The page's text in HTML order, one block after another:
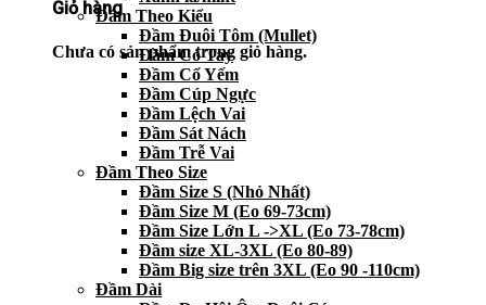
Giỏ hàng
Chưa có sản phẩm trong giỏ hàng.
Đầm Theo Kiểu
Đầm Đuôi Tôm (Mullet)
Đầm Có Tay
Đầm Cổ Yếm
Đầm Cúp Ngực
Đầm Lệch Vai
Đầm Sát Nách
Đầm Trễ Vai
Đầm Theo Size
Đầm Size S (Nhỏ Nhất)
Đầm Size M (Eo 69-73cm)
Đầm Size Lớn L ->XL (Eo 73-78cm)
Đầm size XL-3XL (Eo 80-89)
Đầm Big size trên 3XL (Eo 90 -110cm)
Đầm Dài